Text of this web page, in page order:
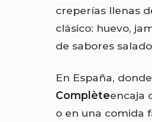
creperías llenas
clásico: huevo,
de sabores
En España,
Complèteencaja
o en una comida